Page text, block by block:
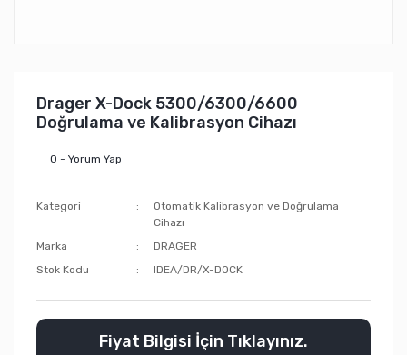
Drager X-Dock 5300/6300/6600
Doğrulama ve Kalibrasyon Cihazı
0 - Yorum Yap
Kategori
Otomatik Kalibrasyon ve Doğrulama
Cihazı
Marka
DRAGER
Stok Kodu
IDEA/DR/X-DOCK
Fiyat Bilgisi İçin Tıklayınız.